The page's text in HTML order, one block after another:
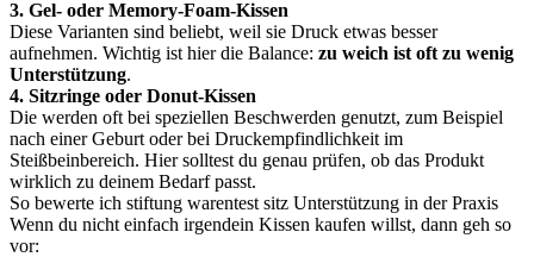
3. Gel- oder Memory-Foam-Kissen
Diese Varianten sind beliebt, weil sie Druck etwas besser
aufnehmen. Wichtig ist hier die Balance: zu weich ist oft zu wenig
Unterstützung.
4. Sitzringe oder Donut-Kissen
Die werden oft bei speziellen Beschwerden genutzt, zum Beispiel
nach einer Geburt oder bei Druckempfindlichkeit im
Steißbeinbereich. Hier solltest du genau prüfen, ob das Produkt
wirklich zu deinem Bedarf passt.
So bewerte ich stiftung warentest sitz Unterstützung in der Praxis
Wenn du nicht einfach irgendein Kissen kaufen willst, dann geh so
vor: